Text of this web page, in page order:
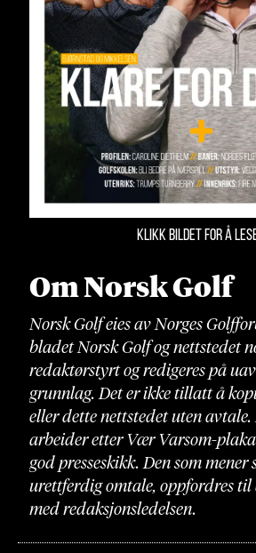
KLIKK BILDET FOR Å
Om Norsk Golf
Norsk Golf eies av Norges
bladet Norsk Golf og nettstedet
redaktørstyrt og redigeres på
grunnlag. Det er ikke tillatt å
eller dette nettstedet uten
arbeider etter Vær Varsom-
god presseskikk. Den som mener
urettferdig omtale, oppfordres
med redaksjonsledelsen.